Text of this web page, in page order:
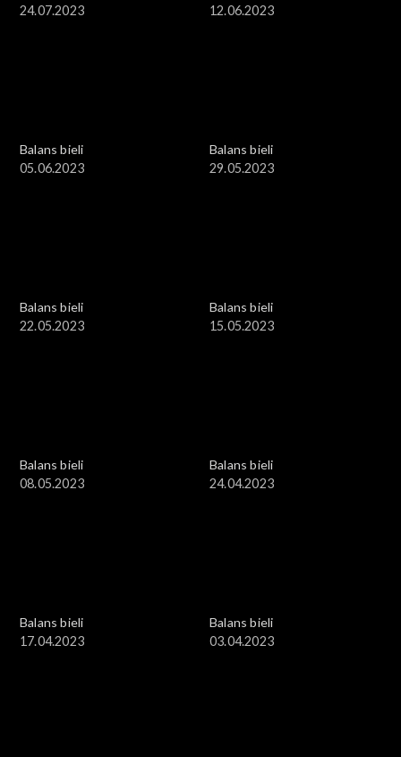
24.07.2023
12.06.2023
Balans bieli
05.06.2023
Balans bieli
29.05.2023
Balans bieli
22.05.2023
Balans bieli
15.05.2023
Balans bieli
08.05.2023
Balans bieli
24.04.2023
Balans bieli
17.04.2023
Balans bieli
03.04.2023